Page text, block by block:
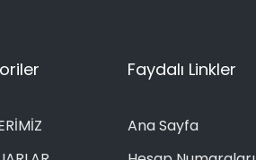
Faydalı Linkler
Ana Sayfa